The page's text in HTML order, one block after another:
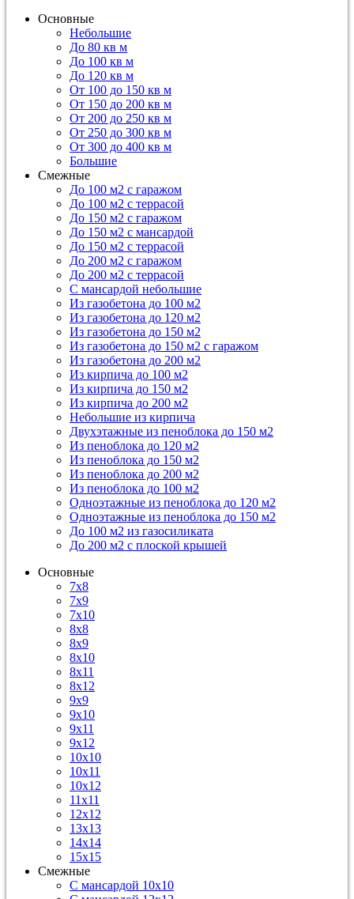
Основные
Небольшие
До 80 кв м
До 100 кв м
До 120 кв м
От 100 до 150 кв м
От 150 до 200 кв м
От 200 до 250 кв м
От 250 до 300 кв м
От 300 до 400 кв м
Большие
Смежные
До 100 м2 с гаражом
До 100 м2 с террасой
До 150 м2 с гаражом
До 150 м2 с мансардой
До 150 м2 с террасой
До 200 м2 с гаражом
До 200 м2 с террасой
С мансардой небольшие
Из газобетона до 100 м2
Из газобетона до 120 м2
Из газобетона до 150 м2
Из газобетона до 150 м2 с гаражом
Из газобетона до 200 м2
Из кирпича до 100 м2
Из кирпича до 150 м2
Из кирпича до 200 м2
Небольшие из кирпича
Двухэтажные из пеноблока до 150 м2
Из пеноблока до 120 м2
Из пеноблока до 150 м2
Из пеноблока до 200 м2
Из пеноблока до 100 м2
Одноэтажные из пеноблока до 120 м2
Одноэтажные из пеноблока до 150 м2
До 100 м2 из газосиликата
До 200 м2 с плоской крышей
Основные
7х8
7х9
7х10
8х8
8х9
8х10
8х11
8х12
9х9
9х10
9х11
9х12
10х10
10х11
10х12
11х11
12х12
13х13
14х14
15х15
Смежные
С мансардой 10х10